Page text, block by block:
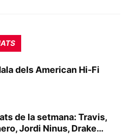
dels American Hi-Fi
de la setmana: Travis,
Jordi Ninus, Drake…